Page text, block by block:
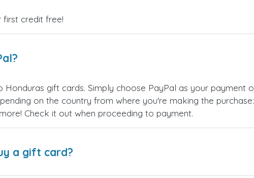
first credit free!
Honduras gift cards. Simply choose PayPal as your payment
on the country from where you're making the
Check it out when proceeding to payment.
a gift card?